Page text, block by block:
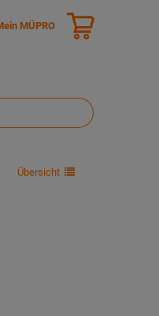
MÜPRO
Übersicht